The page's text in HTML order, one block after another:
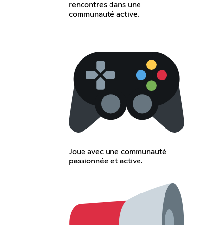
rencontres dans une
communauté active.
Joue avec une communauté
passionnée et active.